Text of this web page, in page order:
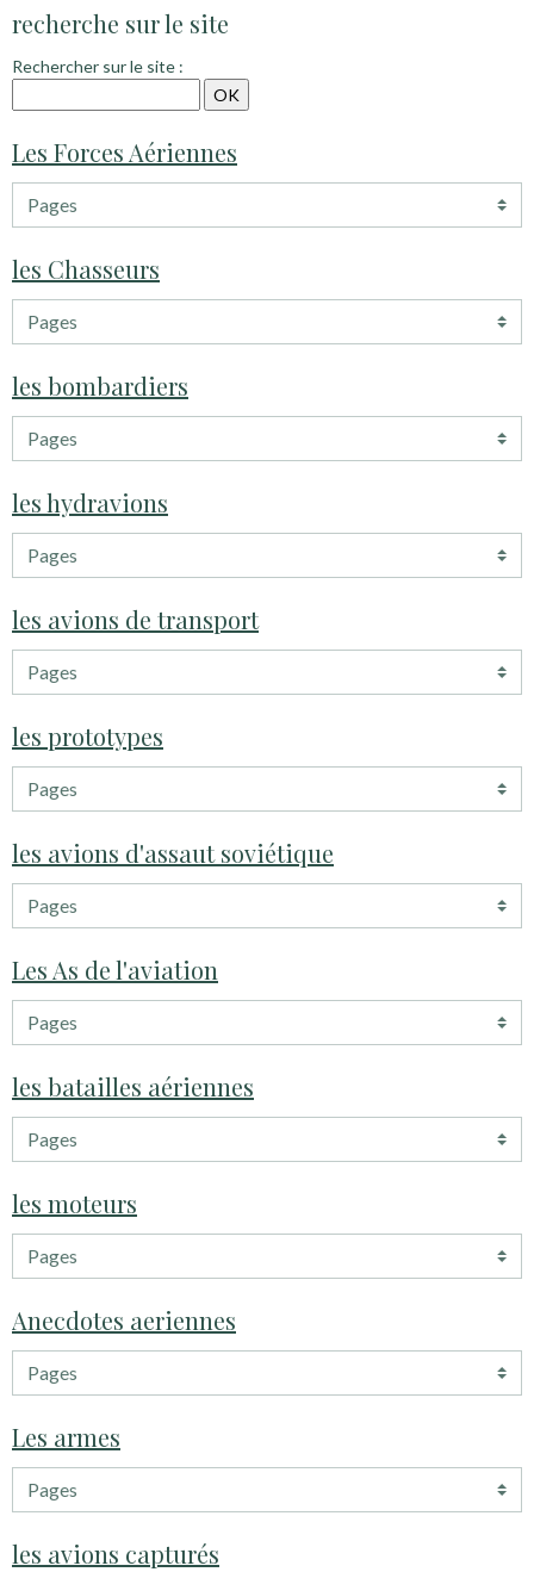
recherche sur le site
Rechercher sur le site :
Les Forces Aériennes
les Chasseurs
les bombardiers
les hydravions
les avions de transport
les prototypes
les avions d'assaut soviétique
Les As de l'aviation
les batailles aériennes
les moteurs
Anecdotes aeriennes
Les armes
les avions capturés